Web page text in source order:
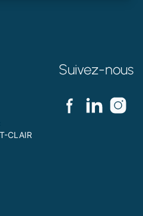
CLAIR
Suivez-nous